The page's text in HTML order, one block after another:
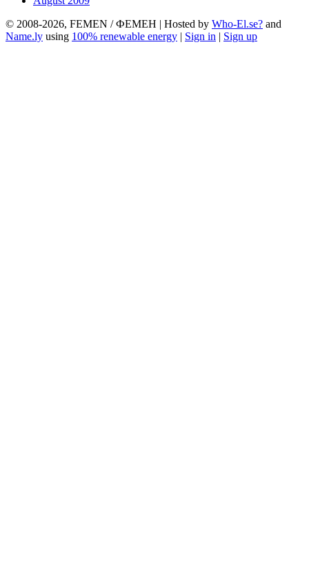
© 2008-2026, FEMEN / ФЕМЕН | Hosted by Who-El.se? and
Name.ly using 100% renewable energy | Sign in | Sign up